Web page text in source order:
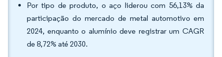
Por tipo de produto, o aço liderou com 56,13% da
participação do mercado de metal automotivo em
2024, enquanto o alumínio deve registrar um CAGR
de 8,72% até 2030.